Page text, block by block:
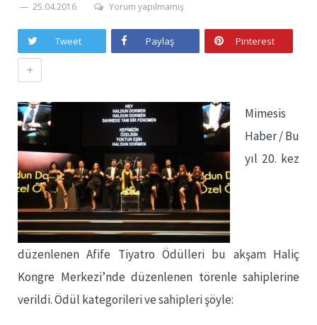
25.04.2016 Yorum yapılmamış
Tweet Paylaş Pinterest
+
Mimesis
Haber / Bu
yıl 20. kez
düzenlenen Afife Tiyatro Ödülleri bu akşam Haliç
Kongre Merkezi’nde düzenlenen törenle sahiplerine
verildi. Ödül kategorileri ve sahipleri şöyle: